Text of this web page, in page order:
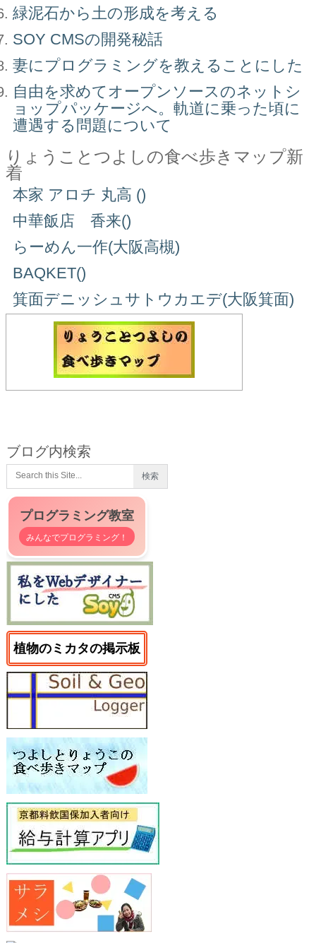
緑泥石から土の形成を考える
SOY CMSの開発秘話
妻にプログラミングを教えることにした
自由を求めてオープンソースのネットシ
ョップパッケージへ。軌道に乗った頃に
遭遇する問題について
りょうことつよしの食べ歩きマップ新
着
本家 アロチ 丸高 ()
中華飯店 香来()
らーめん一作(大阪高槻)
BAQKET()
箕面デニッシュサトウカエデ(大阪箕面)
ブログ内検索
プログラミング教室
みんなでプログラミング！
植物のミカタの掲示板